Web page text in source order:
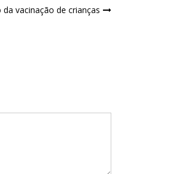
vacinação de crianças